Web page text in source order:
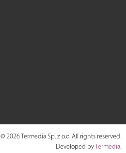
© 2026 Termedia Sp. z o.o. All rights reserved.
Developed byTermedia.